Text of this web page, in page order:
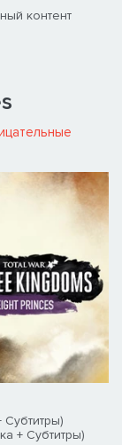
контент
Субтитры)
+ Субтитры)